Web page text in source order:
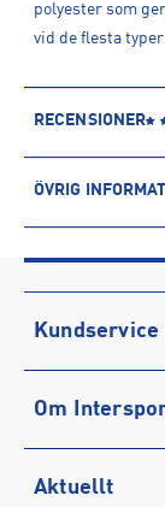
polyester som
vid de flesta
RECENSIONER
ÖVRIG
Produktnummer:
Leverantörens
Artikelnummer:
Tillverkare:Craft
Kontakt tillverkare
Kundservice
Vanliga frågor &
Köpvillkor
Om
Karriär på
Aktuellt